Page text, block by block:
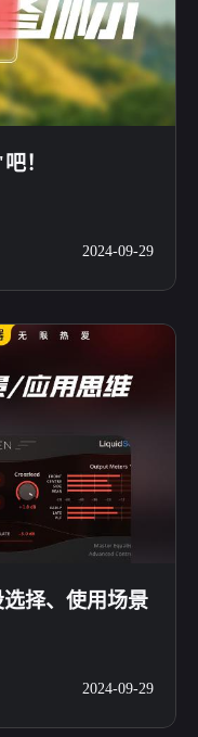
支付宝
！
2024-09-29
择、使用场景
2024-09-29